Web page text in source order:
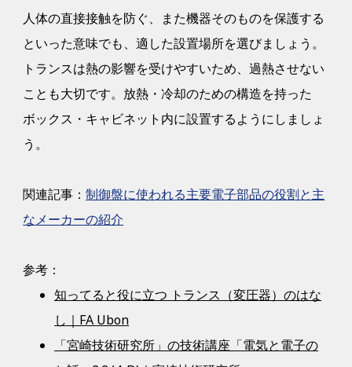
人体の直接接触を防ぐ、また機器そのものを保護する
といった意味でも、適した設置場所を選びましょう。
トランスは熱の影響を受けやすいため、過熱させない
ことも大切です。放熱・冷却のための構造を持った
ボックス・キャビネット内に設置するようにしましょ
う。
関連記事：制御盤に使われる主要電子部品の役割と主
なメーカーの紹介
参考：
知ってると役に立つ トランス（変圧器）のはな
し｜FA Ubon
「宮崎技術研究所」の技術講座「電気と電子の